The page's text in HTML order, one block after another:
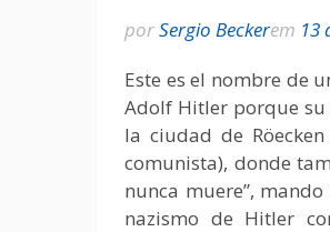
porSergio Beckerem 13
Este es el nombre de
Adolf Hitler porque su
la ciudad de
comunista), donde
nunca muere”,
nazismo de Hitler